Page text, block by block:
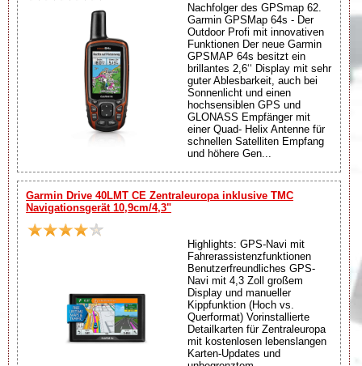
Nachfolger des GPSmap 62.
Garmin GPSMap 64s - Der
Outdoor Profi mit innovativen
Funktionen Der neue Garmin
GPSMAP 64s besitzt ein
brillantes 2,6‘‘ Display mit sehr
guter Ablesbarkeit, auch bei
Sonnenlicht und einen
hochsensiblen GPS und
GLONASS Empfänger mit
einer Quad- Helix Antenne für
schnellen Satelliten Empfang
und höhere Gen...
Garmin Drive 40LMT CE Zentraleuropa inklusive TMC
Navigationsgerät 10,9cm/4,3"
Highlights: GPS-Navi mit
Fahrerassistenzfunktionen
Benutzerfreundliches GPS-
Navi mit 4,3 Zoll großem
Display und manueller
Kippfunktion (Hoch vs.
Querformat) Vorinstallierte
Detailkarten für Zentraleuropa
mit kostenlosen lebenslangen
Karten-Updates und